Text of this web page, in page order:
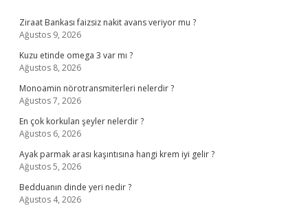
Ziraat Bankası faizsiz nakit avans veriyor mu ?
Ağustos 9, 2026
Kuzu etinde omega 3 var mı ?
Ağustos 8, 2026
Monoamin nörotransmiterleri nelerdir ?
Ağustos 7, 2026
En çok korkulan şeyler nelerdir ?
Ağustos 6, 2026
Ayak parmak arası kaşıntısına hangi krem iyi gelir ?
Ağustos 5, 2026
Bedduanın dinde yeri nedir ?
Ağustos 4, 2026